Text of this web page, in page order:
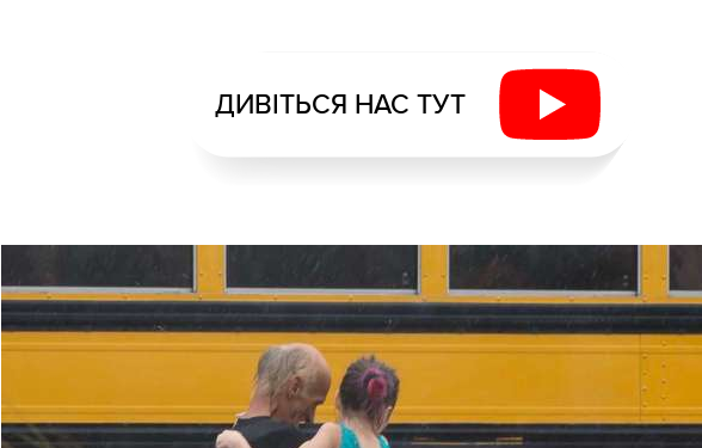
ДИВІТЬСЯ НАС ТУТ